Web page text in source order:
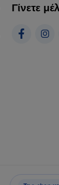
Γίνετε